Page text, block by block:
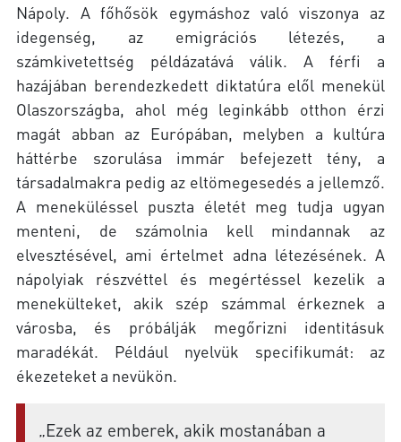
Nápoly. A főhősök egymáshoz való viszonya az
idegenség, az emigrációs létezés, a
számkivetettség példázatává válik. A férfi a
hazájában berendezkedett diktatúra elől menekül
Olaszországba, ahol még leginkább otthon érzi
magát abban az Európában, melyben a kultúra
háttérbe szorulása immár befejezett tény, a
társadalmakra pedig az eltömegesedés a jellemző.
A meneküléssel puszta életét meg tudja ugyan
menteni, de számolnia kell mindannak az
elvesztésével, ami értelmet adna létezésének. A
nápolyiak részvéttel és megértéssel kezelik a
menekülteket, akik szép számmal érkeznek a
városba, és próbálják megőrizni identitásuk
maradékát. Például nyelvük specifikumát: az
ékezeteket a nevükön.
„Ezek az emberek, akik mostanában a